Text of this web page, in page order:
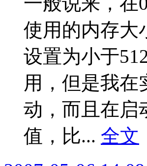
使用的内存大
设置为小于
用，但是我在
动，而且在启
值，比... 全文